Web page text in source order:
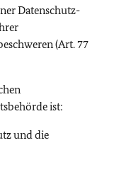
Datenschutz-
(Art. 77
ist:
und die